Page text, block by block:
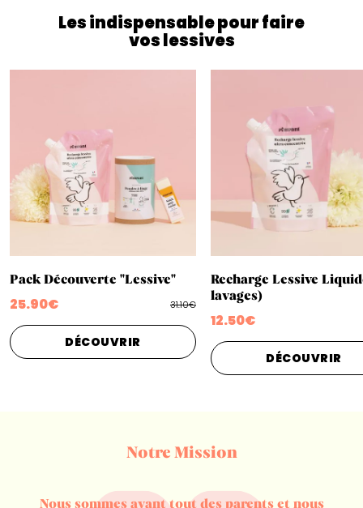
Les indispensable pour faire
vos lessives
Pack Découverte "Lessive"
25.90€ 31.10€
DÉCOUVRIR
Recharge Lessive
lavages)
12.50€
DÉCOUVRIR
Notre Mission